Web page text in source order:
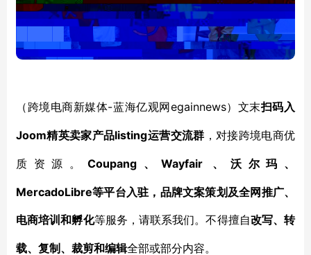
（跨境电商新媒体-蓝海亿观网egainnews）文末扫码入
Joom精英卖家产品listing运营交流群 ，对接跨境电商优
质资源。 Coupang、Wayfair 、沃尔玛、
MercadoLibre等平台入驻，品牌文案策划及全网推广、
电商培训和孵化等服务， 请联系我们。不得擅自改写、转
载、复制、裁剪和编辑全部或部分内容。